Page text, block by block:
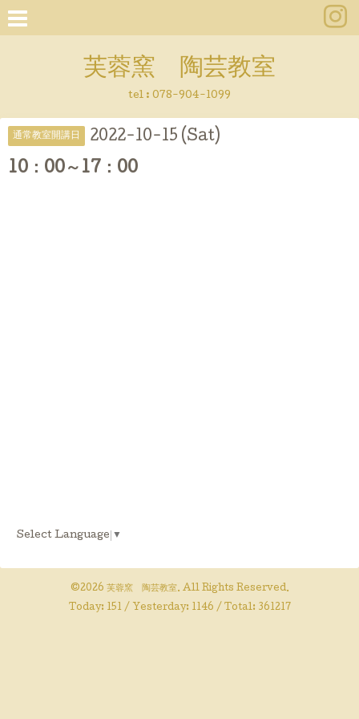
芙蓉窯 陶芸教室
tel : 078-904-1099
通常教室開講日 2022-10-15 (Sat)
10：00～17：00
Select Language ▼
©2026 芙蓉窯 陶芸教室. All Rights Reserved.
Today: 151/ Yesterday: 1146 / Total: 361217